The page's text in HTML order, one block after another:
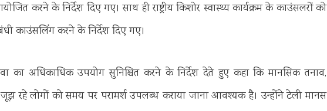
करने के निर्देश दिए गए। साथ ही राष्ट्रीय किशोर स्वास्थ्य कार्यक्रम के काउंसलरों को
काउंसलिंग करने के निर्देश दिए गए।
का अधिकाधिक उपयोग सुनिश्चित करने के निर्देश देते हुए कहा कि मानसिक तनाव,
रहे लोगों को समय पर परामर्श उपलब्ध कराया जाना आवश्यक है। उन्होंने टेली मानस